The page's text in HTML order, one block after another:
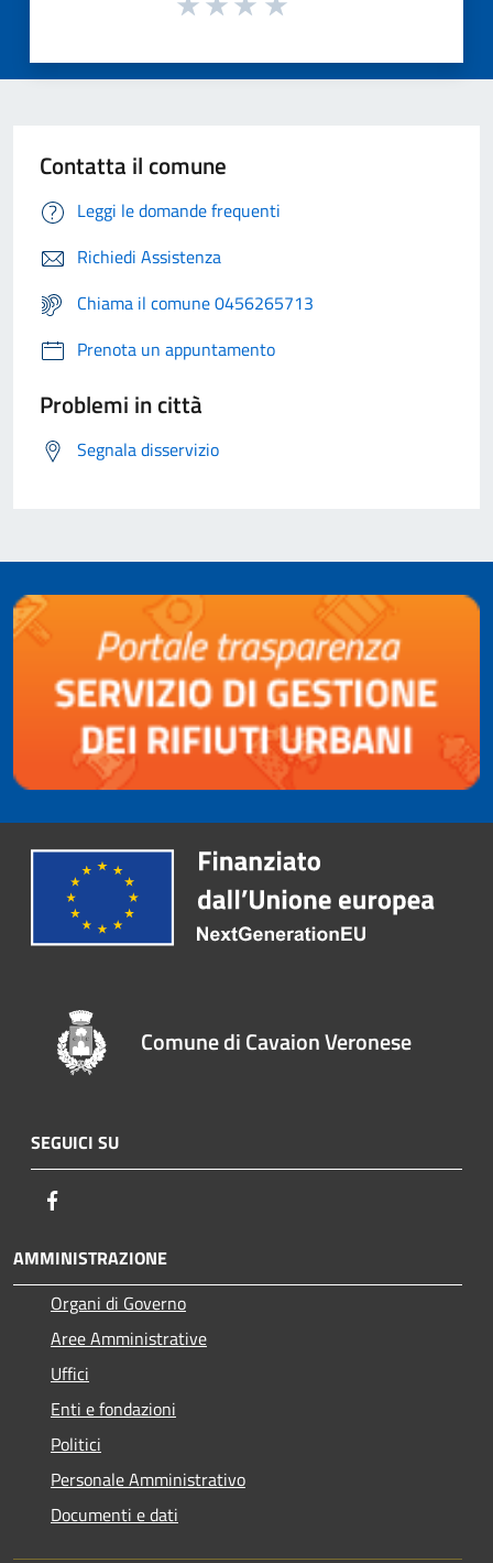
Contatta il comune
Leggi le domande frequenti
Richiedi Assistenza
Chiama il comune 0456265713
Prenota un appuntamento
Problemi in città
Segnala disservizio
Comune di Cavaion Veronese
SEGUICI SU
AMMINISTRAZIONE
Organi di Governo
Aree Amministrative
Uffici
Enti e fondazioni
Politici
Personale Amministrativo
Documenti e dati